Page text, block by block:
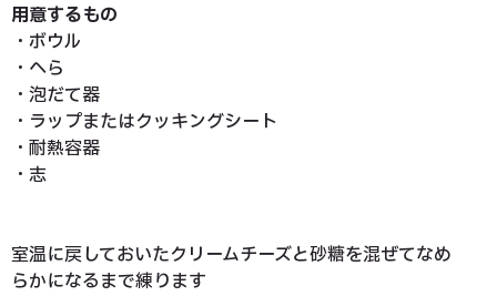
用意するもの
・ボウル
・へら
・泡だて器
・ラップまたはクッキングシート
・耐熱容器
・志
室温に戻しておいたクリームチーズと砂糖を混ぜてなめ
らかになるまで練ります